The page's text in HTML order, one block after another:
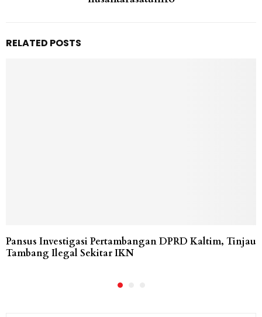
RELATED POSTS
Pansus Investigasi Pertambangan DPRD Kaltim, Tinjau
Tambang Ilegal Sekitar IKN